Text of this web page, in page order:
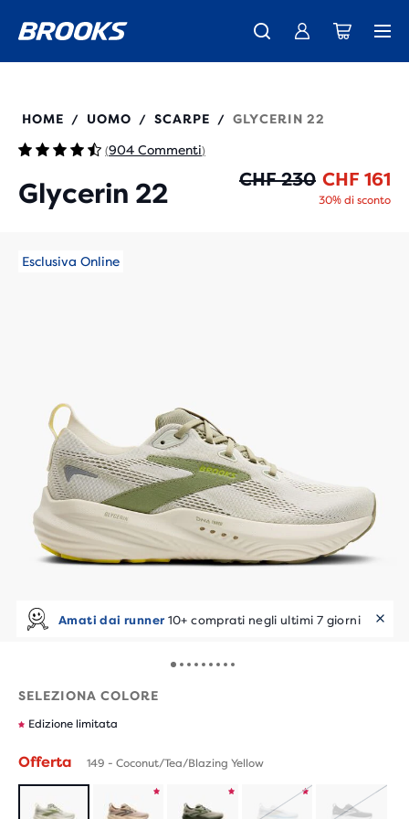
La nuovissima Ghost Amp è arrivata - Acquista Donna Uomo
Ti presentiamo la nuova collezione Cascadia - Acquista ora
Spedizione gratuita per tutti gli ordini superiori a CHF 100
110445
HOME / UOMO / SCARPE / GLYCERIN 22
(904 Commenti)
Glycerin 22 CHF 230 CHF 161
30% di sconto
Amati dai runner 10+ comprati negli ultimi 7 giorni
Esclusiva Online
SELEZIONA COLORE
Edizione limitata
Offerta 149 - Coconut/Tea/Blazing Yellow